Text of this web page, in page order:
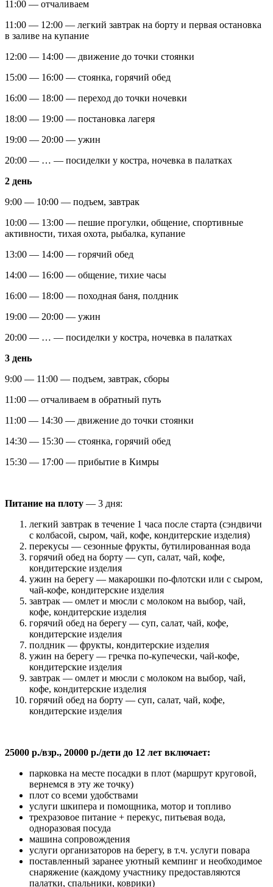
11:00 — отчаливаем
11:00 — 12:00 — легкий завтрак на борту и первая остановка
в заливе на купание
12:00 — 14:00 — движение до точки стоянки
15:00 — 16:00 — стоянка, горячий обед
16:00 — 18:00 — переход до точки ночевки
18:00 — 19:00 — постановка лагеря
19:00 — 20:00 — ужин
20:00 — … — посиделки у костра, ночевка в палатках
2 день
9:00 — 10:00 — подъем, завтрак
10:00 — 13:00 — пешие прогулки, общение, спортивные
активности, тихая охота, рыбалка, купание
13:00 — 14:00 — горячий обед
14:00 — 16:00 — общение, тихие часы
16:00 — 18:00 — походная баня, полдник
19:00 — 20:00 — ужин
20:00 — … — посиделки у костра, ночевка в палатках
3 день
9:00 — 11:00 — подъем, завтрак, сборы
11:00 — отчаливаем в обратный путь
11:00 — 14:30 — движение до точки стоянки
14:30 — 15:30 — стоянка, горячий обед
15:30 — 17:00 — прибытие в Кимры
Питание на плоту — 3 дня:
легкий завтрак в течение 1 часа после старта (сэндвичи
с колбасой, сыром, чай, кофе, кондитерские изделия)
перекусы — сезонные фрукты, бутилированная вода
горячий обед на борту — суп, салат, чай, кофе,
кондитерские изделия
ужин на берегу — макарошки по-флотски или с сыром,
чай-кофе, кондитерские изделия
завтрак — омлет и мюсли с молоком на выбор, чай,
кофе, кондитерские изделия
горячий обед на берегу — суп, салат, чай, кофе,
кондитерские изделия
полдник — фрукты, кондитерские изделия
ужин на берегу — гречка по-купечески, чай-кофе,
кондитерские изделия
завтрак — омлет и мюсли с молоком на выбор, чай,
кофе, кондитерские изделия
горячий обед на борту — суп, салат, чай, кофе,
кондитерские изделия
25000 р./взр., 20000 р./дети до 12 лет включает:
парковка на месте посадки в плот (маршрут круговой,
вернемся в эту же точку)
плот со всеми удобствами
услуги шкипера и помощника, мотор и топливо
трехразовое питание + перекус, питьевая вода,
одноразовая посуда
машина сопровождения
услуги организаторов на берегу, в т.ч. услуги повара
поставленный заранее уютный кемпинг и необходимое
снаряжение (каждому участнику предоставляются
палатки, спальники, коврики)